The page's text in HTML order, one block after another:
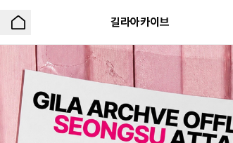
길라아카이브